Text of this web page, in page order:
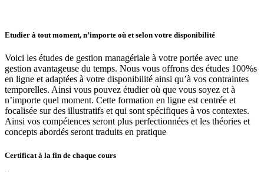
Etudier à tout moment, n’importe où et selon votre disponibilité
Voici les études de gestion managériale à votre portée avec une
gestion avantageuse du temps. Nous vous offrons des études 100%s
en ligne et adaptées à votre disponibilité ainsi qu’à vos contraintes
temporelles. Ainsi vous pouvez étudier où que vous soyez et à
n’importe quel moment. Cette formation en ligne est centrée et
focalisée sur des illustratifs et qui sont spécifiques à vos contextes.
Ainsi vos compétences seront plus perfectionnées et les théories et
concepts abordés seront traduits en pratique
Certificat à la fin de chaque cours